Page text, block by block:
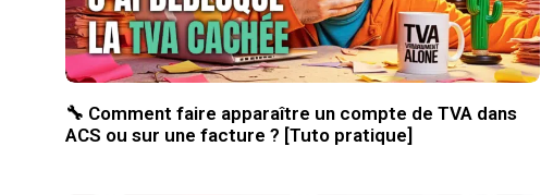
🔧 Comment faire apparaître un compte de TVA dans
ACS ou sur une facture ? [Tuto pratique]